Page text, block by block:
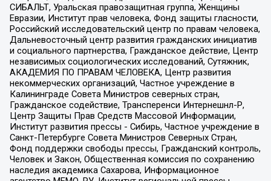
СИБАЛЬТ, Уральская правозащитная группа, Женщины
Евразии, Институт прав человека, Фонд защиты гласности,
Российский исследовательский центр по правам человека,
Дальневосточный центр развития гражданских инициатив
и социального партнерства, Гражданское действие, Центр
независимых социологических исследований, Сутяжник,
АКАДЕМИЯ ПО ПРАВАМ ЧЕЛОВЕКА, Центр развития
некоммерческих организаций, Частное учреждение в
Калининграде Совета Министров северных стран,
Гражданское содействие, Трансперенси Интернешнл-Р,
Центр Защиты Прав Средств Массовой Информации,
Институт развития прессы - Сибирь, Частное учреждение в
Санкт-Петербурге Совета Министров Северных Стран,
Фонд поддержки свободы прессы, Гражданский контроль,
Человек и Закон, Общественная комиссия по сохранению
наследия академика Сахарова, Информационное